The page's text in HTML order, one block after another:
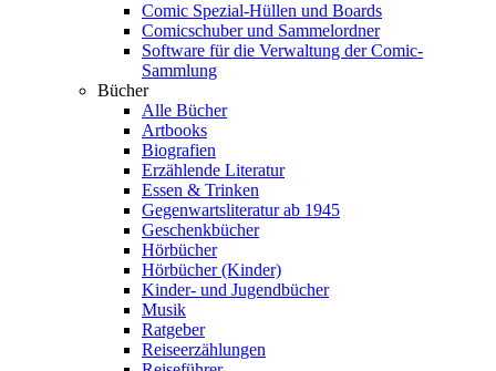
Comic Spezial-Hüllen und Boards
Comicschuber und Sammelordner
Software für die Verwaltung der Comic-
Sammlung
Bücher
Alle Bücher
Artbooks
Biografien
Erzählende Literatur
Essen & Trinken
Gegenwartsliteratur ab 1945
Geschenkbücher
Hörbücher
Hörbücher (Kinder)
Kinder- und Jugendbücher
Musik
Ratgeber
Reiseerzählungen